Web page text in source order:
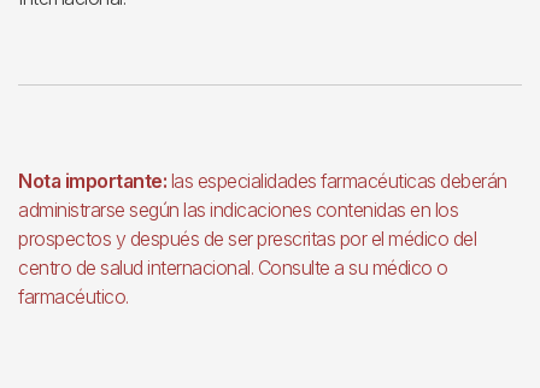
Nota importante: las especialidades farmacéuticas deberán
administrarse según las indicaciones contenidas en los
prospectos y después de ser prescritas por el médico del
centro de salud internacional. Consulte a su médico o
farmacéutico.